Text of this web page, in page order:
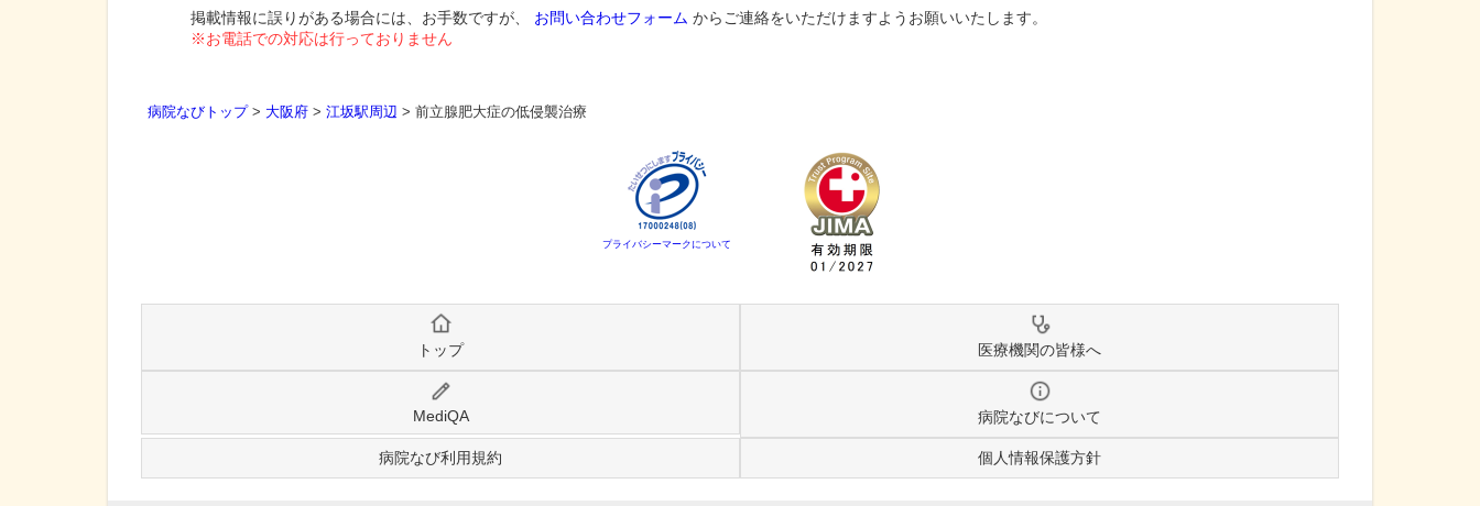
掲載情報に誤りがある場合には、お手数ですが、 お問い合わせフォーム からご連絡をいただけますようお願いいたします。
※お電話での対応は行っておりません
病院なびトップ> 大阪府 > 江坂駅周辺 > 前立腺肥大症の低侵襲治療
プライバシーマークについて
トップ 医療機関の皆様へ
MediQA 病院なびについて
病院なび利用規約 個人情報保護方針